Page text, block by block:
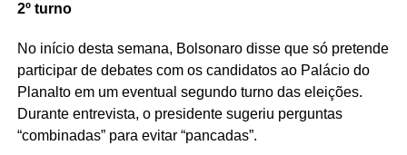
2º turno
No início desta semana, Bolsonaro disse que só pretende
participar de debates com os candidatos ao Palácio do
Planalto em um eventual segundo turno das eleições.
Durante entrevista, o presidente sugeriu perguntas
“combinadas” para evitar “pancadas”.